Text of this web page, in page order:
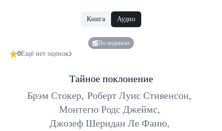
Книга Аудио
По подписке
0Ещё нет оценок
Тайное поклонение
Брэм Стокер, Роберт Луис Стивенсон,
Монтегю Родс Джеймс,
Джозеф Шеридан Ле Фаню,